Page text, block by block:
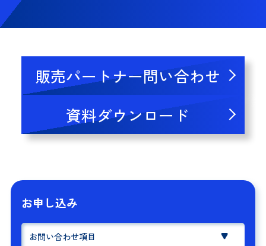
販売パートナー問い合わせ
資料ダウンロード
お申し込み